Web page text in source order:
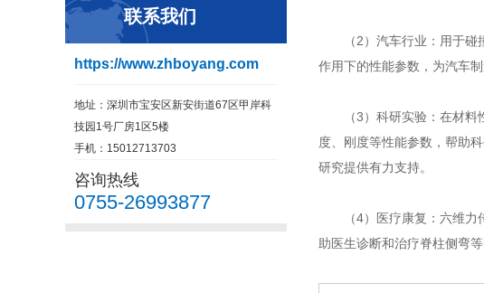
联系我们
https://www.zhboyang.com
地址：深圳市宝安区新安街道67区甲岸科
技园1号厂房1区5楼
手机：15012713703
咨询热线
0755-26993877
（2）‌汽车行业‌：用于
作用下的性能参数，为汽车
（3）‌科研实验‌：在材
度、刚度等性能参数，帮助
研究提供有力支持。
（4）‌医疗康复‌：六维
助医生诊断和治疗脊柱侧弯等